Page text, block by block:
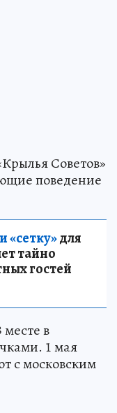
Советов»
поведение
«сетку»для
тайно
гостей
месте в
1 мая
с московским